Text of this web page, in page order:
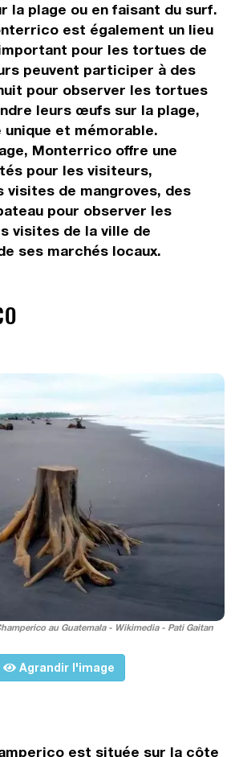
la plage ou en faisant du surf.
est également un lieu
pour les tortues de
peuvent participer à des
pour observer les tortues
leurs œufs sur la plage,
unique et mémorable.
Monterrico offre une
pour les visiteurs,
visites de mangroves, des
pour observer les
visites de la ville de
ses marchés locaux.
au Guatemala - Wikimedia - Pati Gaitan
Agrandir l'image
est située sur la côte